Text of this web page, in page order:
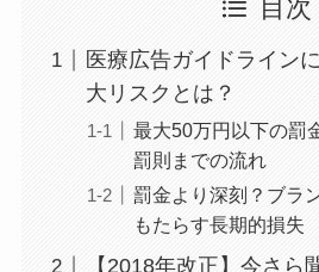
目次
医療広告ガイドライン
大リスクとは？
最大50万円以下の罰
罰則までの流れ
罰金より深刻？ブラ
もたらす長期的損失
【2018年改正】今さら